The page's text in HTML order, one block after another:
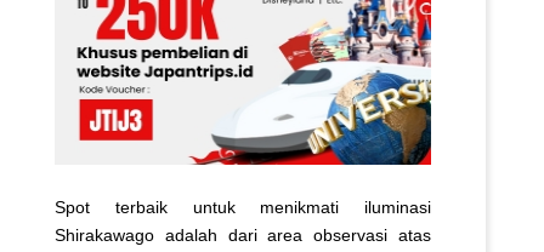
Spot terbaik untuk menikmati iluminasi
Shirakawago adalah dari area observasi atas